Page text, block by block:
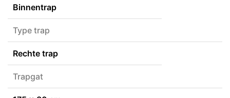
Binnentrap
Type trap
Rechte trap
Trapgat